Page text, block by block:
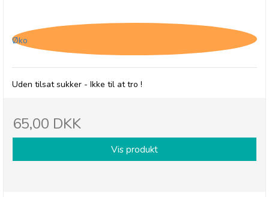
Øko
Uden tilsat sukker - Ikke til at tro !
65,00 DKK
Vis produkt